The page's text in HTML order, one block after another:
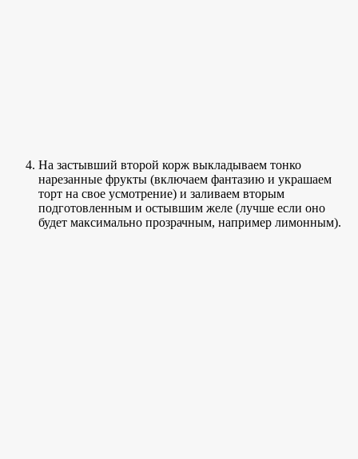
На застывший второй корж выкладываем тонко
нарезанные фрукты (включаем фантазию и украшаем
торт на свое усмотрение) и заливаем вторым
подготовленным и остывшим желе (лучше если оно
будет максимально прозрачным, например лимонным).